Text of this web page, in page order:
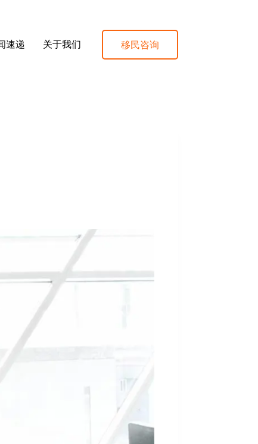
速递 关于我们 移民咨询